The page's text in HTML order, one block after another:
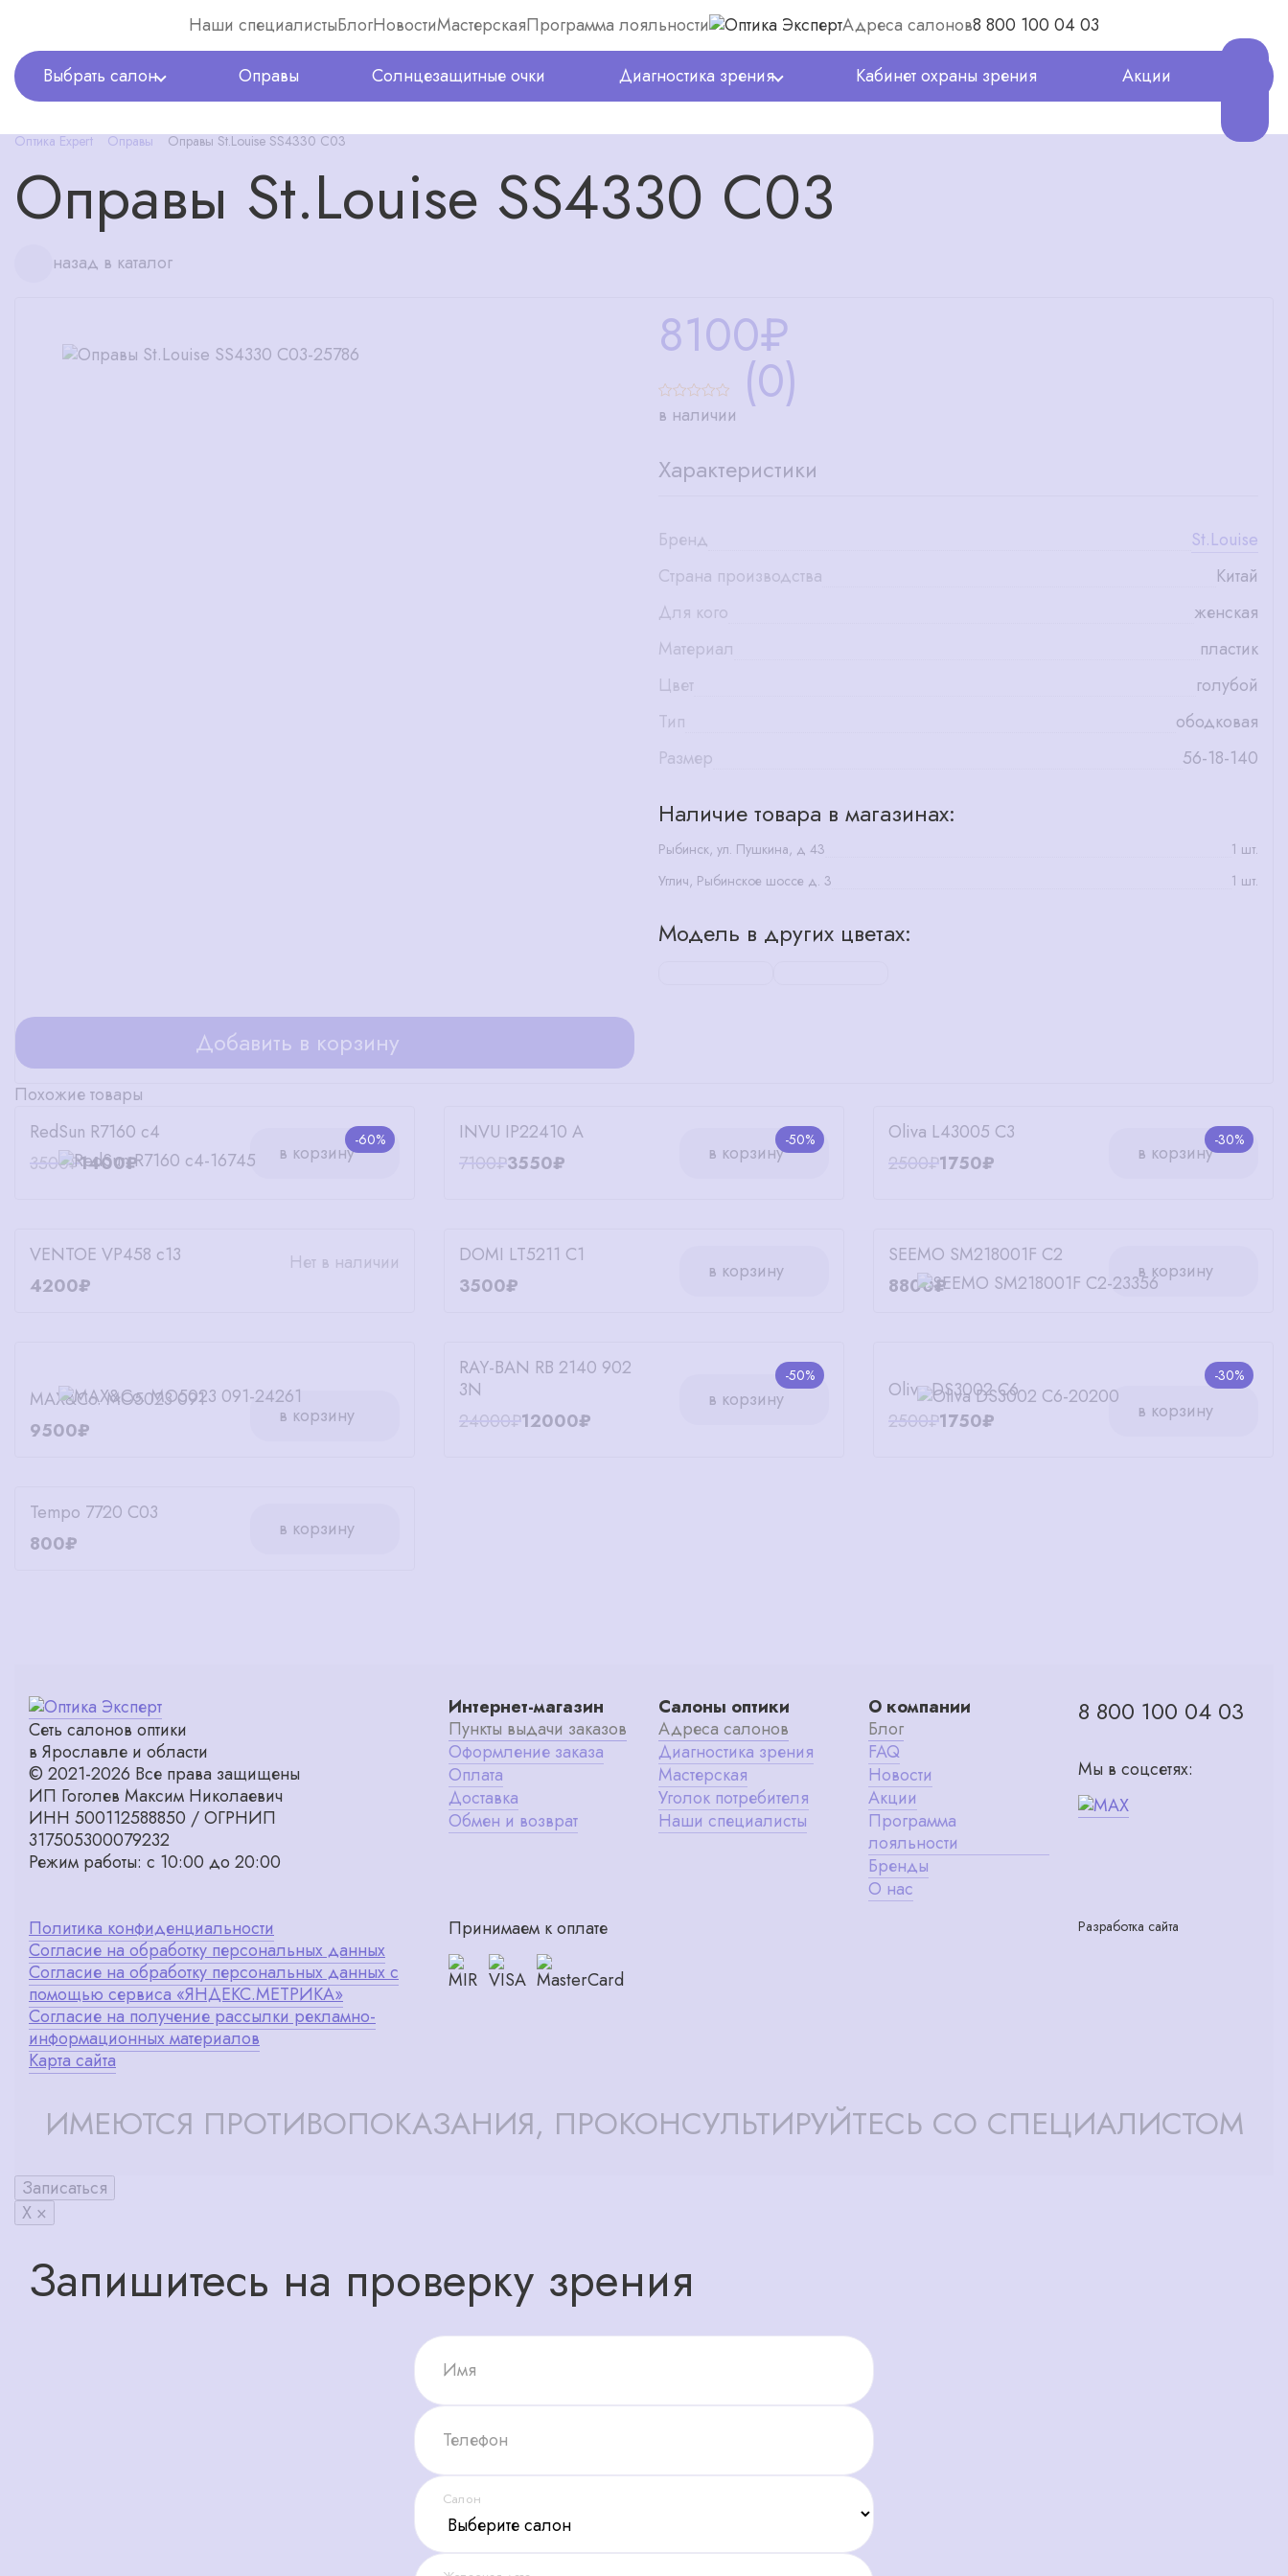
Наши специалистыБлогНовостиМастерскаяПрограмма лояльности Адреса салонов8 800 100 04 03
Выбрать салон Оправы Солнцезащитные очки Диагностика зрения Кабинет охраны зрения Акции
Оптика Expert Оправы Оправы St.Louise SS4330 C03
Оправы St.Louise SS4330 C03
назад в каталог
8100₽
(0)
в наличии
Характеристики
Бренд
St.Louise
Страна производства
Китай
Для кого
женская
Материал
пластик
Цвет
голубой
Тип
ободковая
Размер
56-18-140
Наличие товара в магазинах:
Рыбинск, ул. Пушкина, д 43
1 шт.
Углич, Рыбинское шоссе д. 3
1 шт.
Модель в других цветах:
Добавить в корзину
Похожие товары
-60%
RedSun R7160 c4
3500₽1400₽ в корзину
-50%
INVU IP22410 A
7100₽3550₽ в корзину
-30%
Oliva L43005 C3
2500₽1750₽ в корзину
VENTOE VP458 c13
4200₽
Нет в наличии
DOMI LT5211 C1
3500₽
в корзину
SEEMO SM218001F C2
8800₽
в корзину
MAX&Co. MO5023 091
9500₽
в корзину
-50%
RAY-BAN RB 2140 902
3N
24000₽12000₽
в корзину
-30%
Oliva DS3002 C6
2500₽1750₽ в корзину
Tempo 7720 C03
800₽
в корзину
Сеть салонов оптики
в Ярославле и области
© 2021-2026 Все права защищены
ИП Гоголев Максим Николаевич
ИНН 500112588850 / ОГРНИП
317505300079232
Режим работы: с 10:00 до 20:00
Интернет-магазин
Пункты выдачи заказов
Оформление заказа
Оплата
Доставка
Обмен и возврат
Салоны оптики
Адреса салонов
Диагностика зрения
Мастерская
Уголок потребителя
Наши специалисты
О компании
Блог
FAQ
Новости
Акции
Программа
лояльности
Бренды
О нас
8 800 100 04 03
Мы в соцсетях:
Политика конфиденциальности
Согласие на обработку персональных данных
Согласие на обработку персональных данных с
помощью сервиса «ЯНДЕКС.МЕТРИКА»
Согласие на получение рассылки рекламно-
информационных материалов
Карта сайта
Принимаем к оплате Разработка сайта
ИМЕЮТСЯ ПРОТИВОПОКАЗАНИЯ, ПРОКОНСУЛЬТИРУЙТЕСЬ СО СПЕЦИАЛИСТОМ
Записаться
X ×
Запишитесь на проверку зрения
Имя
Телефон
Салон